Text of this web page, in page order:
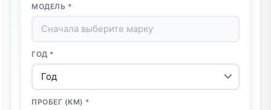
МОДЕЛЬ *
ГОД *
ПРОБЕГ (КМ) *